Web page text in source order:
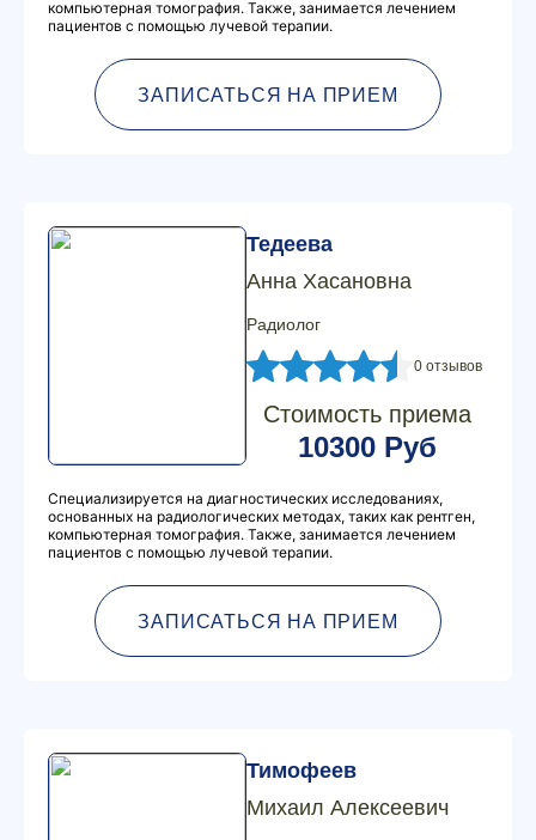
компьютерная томография. Также, занимается лечением
пациентов с помощью лучевой терапии.
ЗАПИСАТЬСЯ НА ПРИЕМ
Тедеева
Анна Хасановна
Радиолог
0 отзывов
Стоимость приема
10300 Руб
Специализируется на диагностических исследованиях,
основанных на радиологических методах, таких как рентген,
компьютерная томография. Также, занимается лечением
пациентов с помощью лучевой терапии.
ЗАПИСАТЬСЯ НА ПРИЕМ
Тимофеев
Михаил Алексеевич